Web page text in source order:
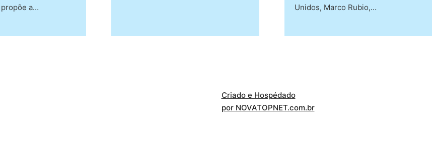
propõe a…
Unidos, Marco Rubio,…
Criado e Hospédado
por NOVATOPNET.com.br